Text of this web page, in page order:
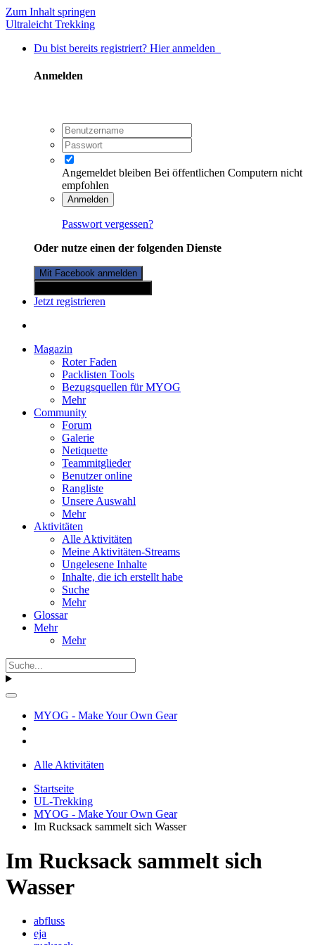
Zum Inhalt springen
Ultraleicht Trekking
Du bist bereits registriert? Hier anmelden
Anmelden
Angemeldet bleiben Bei öffentlichen Computern nicht
empfohlen
Anmelden
Passwort vergessen?
Oder nutze einen der folgenden Dienste
Mit Facebook anmelden
Jetzt registrieren
Magazin
Roter Faden
Packlisten Tools
Bezugsquellen für MYOG
Mehr
Community
Forum
Galerie
Netiquette
Teammitglieder
Benutzer online
Rangliste
Unsere Auswahl
Mehr
Aktivitäten
Alle Aktivitäten
Meine Aktivitäten-Streams
Ungelesene Inhalte
Inhalte, die ich erstellt habe
Suche
Mehr
Glossar
Mehr
Mehr
MYOG - Make Your Own Gear
Alle Aktivitäten
Startseite
UL-Trekking
MYOG - Make Your Own Gear
Im Rucksack sammelt sich Wasser
Im Rucksack sammelt sich
Wasser
abfluss
eja